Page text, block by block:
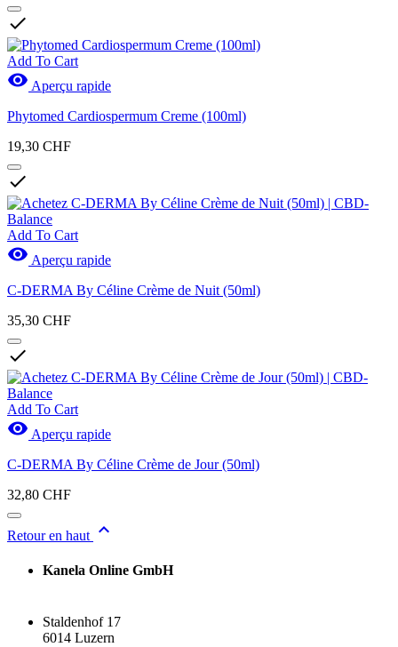
View products

Add To Cart
 Aperçu rapide
Phytomed Cardiospermum Creme (100ml)
19,30 CHF

Add To Cart
 Aperçu rapide
C-DERMA By Céline Crème de Nuit (50ml)
35,30 CHF

Add To Cart
 Aperçu rapide
C-DERMA By Céline Crème de Jour (50ml)
32,80 CHF
Retour en haut 
Kanela Online GmbH
Staldenhof 17
6014 Luzern